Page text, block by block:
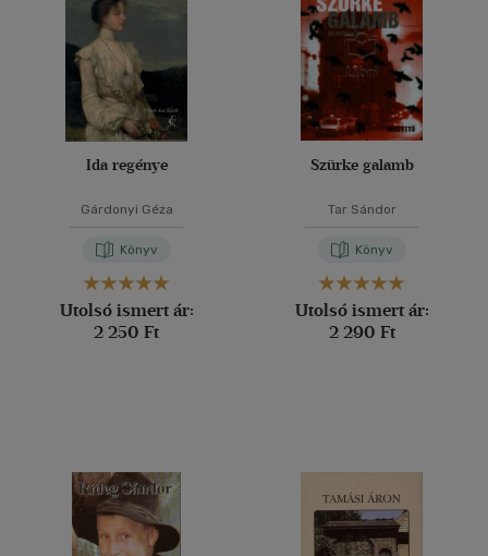
Ida regénye
Gárdonyi Géza
Könyv
Utolsó ismert ár:
2 250 Ft
Szürke galamb
Tar Sándor
Könyv
Utolsó ismert ár:
2 290 Ft